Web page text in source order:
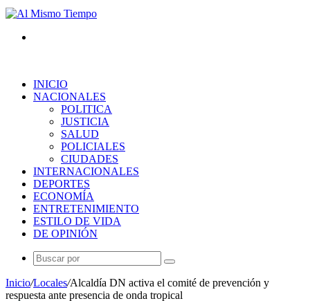
INICIO
NACIONALES
POLITICA
JUSTICIA
SALUD
POLICIALES
CIUDADES
INTERNACIONALES
DEPORTES
ECONOMÍA
ENTRETENIMIENTO
ESTILO DE VIDA
DE OPINIÓN
Buscar
Inicio/Locales/Alcaldía DN activa el comité de prevención y
respuesta ante presencia de onda tropical